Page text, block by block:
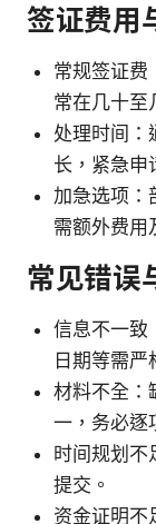
签证费用
常规签证费
常在几十至
处理时间：
长，紧急申
加急选项：
需额外费用
常见错误
信息不一致
日期等需严
材料不全：
一，务必逐
时间规划不
提交。
资金证明不